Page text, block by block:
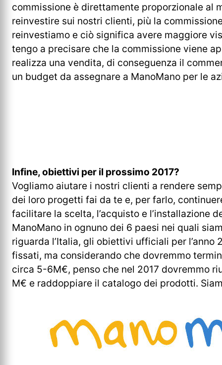
commissione è direttamente proporzionale al
reinvestire sui nostri clienti, più la
reinvestiamo e ciò significa avere maggiore
tengo a precisare che la commissione viene
realizza una vendita, di conseguenza il
un budget da assegnare a ManoMano per le
Infine, obiettivi per il prossimo 2017?
Vogliamo aiutare i nostri clienti a rendere
dei loro progetti fai da te e, per farlo,
facilitare la scelta, l’acquisto e l’installazione
ManoMano in ognuno dei 6 paesi nei quali
riguarda l’Italia, gli obiettivi ufficiali per l’anno
fissati, ma considerando che dovremmo
circa 5-6M€, penso che nel 2017 dovremmo
M€ e raddoppiare il catalogo dei prodotti.